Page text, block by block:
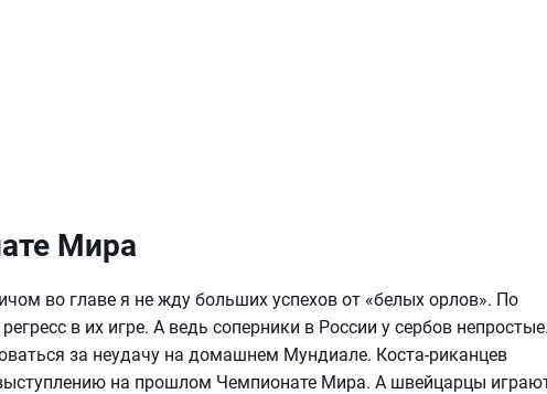
Мира
во главе я не жду больших успехов от «белых орлов». По
в их игре. А ведь соперники в России у сербов непростые.
за неудачу на домашнем Мундиале. Коста-риканцев
на прошлом Чемпионате Мира. А швейцарцы